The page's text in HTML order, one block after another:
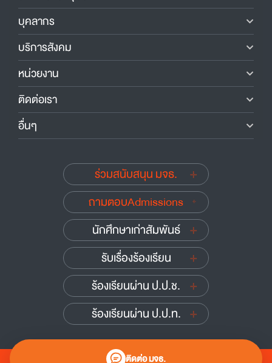
ติดต่อ มจธ.
บุคลากร
บริการสังคม
หน่วยงาน
ติดต่อเรา
อื่นๆ
ร่วมสนับสนุน มจธ.
ถามตอบAdmissions
นักศึกษาเก่าสัมพันธ์
รับเรื่องร้องเรียน
ร้องเรียนผ่าน ป.ป.ช.
ร้องเรียนผ่าน ป.ป.ท.